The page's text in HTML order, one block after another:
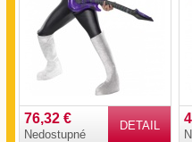
DETAIL
76,32 €
Nedostupné